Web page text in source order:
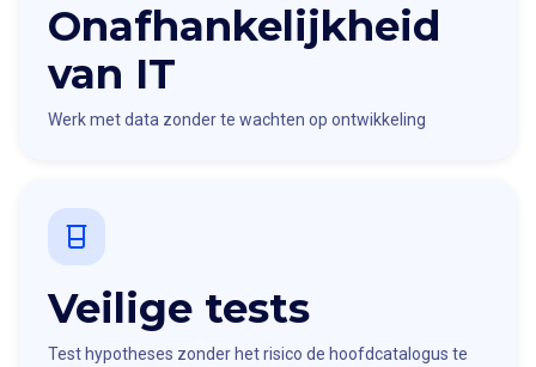
Onafhankelijkheid
van IT
Werk met data zonder te wachten op ontwikkeling
Veilige tests
Test hypotheses zonder het risico de hoofdcatalogus te